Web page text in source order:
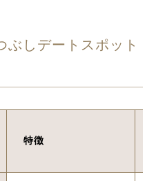
ぶしデートスポット
特徴